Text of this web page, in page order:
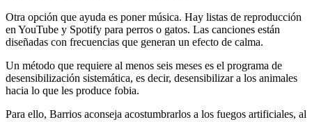
Otra opción que ayuda es poner música. Hay listas de reproducción
en YouTube y Spotify para perros o gatos. Las canciones están
diseñadas con frecuencias que generan un efecto de calma.
Un método que requiere al menos seis meses es el programa de
desensibilización sistemática, es decir, desensibilizar a los animales
hacia lo que les produce fobia.
Para ello, Barrios aconseja acostumbrarlos a los fuegos artificiales, al